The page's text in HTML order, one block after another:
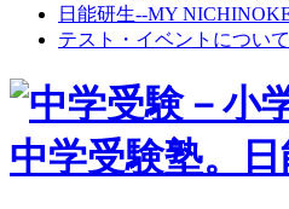
日能研生--MY
テスト・イベントについて